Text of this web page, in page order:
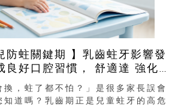
防蛀關鍵期 】乳齒蛀牙影響發
習慣， 舒適達 強化琺
護指南
換，蛀了都不怕？」是很多家長誤會
知道嗎？乳齒期正是兒童蛀牙的高危